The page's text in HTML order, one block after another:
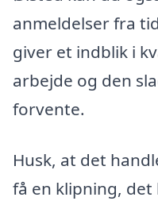
anmeldelser fra
giver et indblik i
arbejde og den
forvente.
Husk, at det
få en klipning,